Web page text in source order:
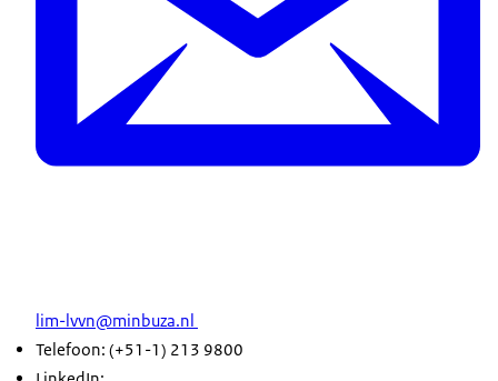
lim-lvvn@minbuza.nl
Telefoon: (+51-1) 213 9800